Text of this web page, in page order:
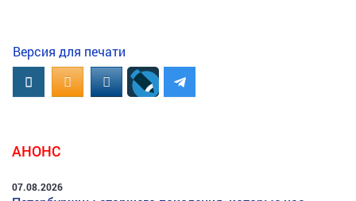
Версия для печати
ВконтактеOK.RUMAIL.RU
АНОНС
07.08.2026